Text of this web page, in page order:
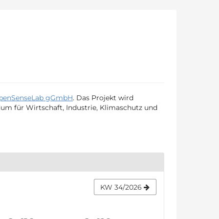
gGmbH. Das Projekt wird
für Wirtschaft, Industrie, Klimaschutz und
KW 34/2026